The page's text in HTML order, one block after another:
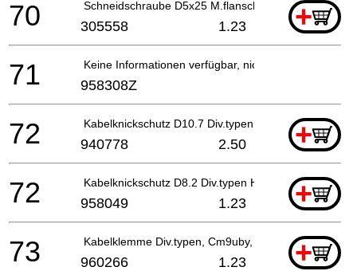
Schneidschraube D5x25 M.flansch (schwarz), C8fshe
+
70 305558 1.23
Keine Informationen verfügbar, nicht bestellbar
71 958308Z
Kabelknickschutz D10.7 Div.typen, Cm9by, H41mb, G
+
72 940778 2.50
Kabelknickschutz D8.2 Div.typen H41mb, G23ss
+
72 958049 1.23
Kabelklemme Div.typen, Cm9uby, G23ss +
73 960266 1.23